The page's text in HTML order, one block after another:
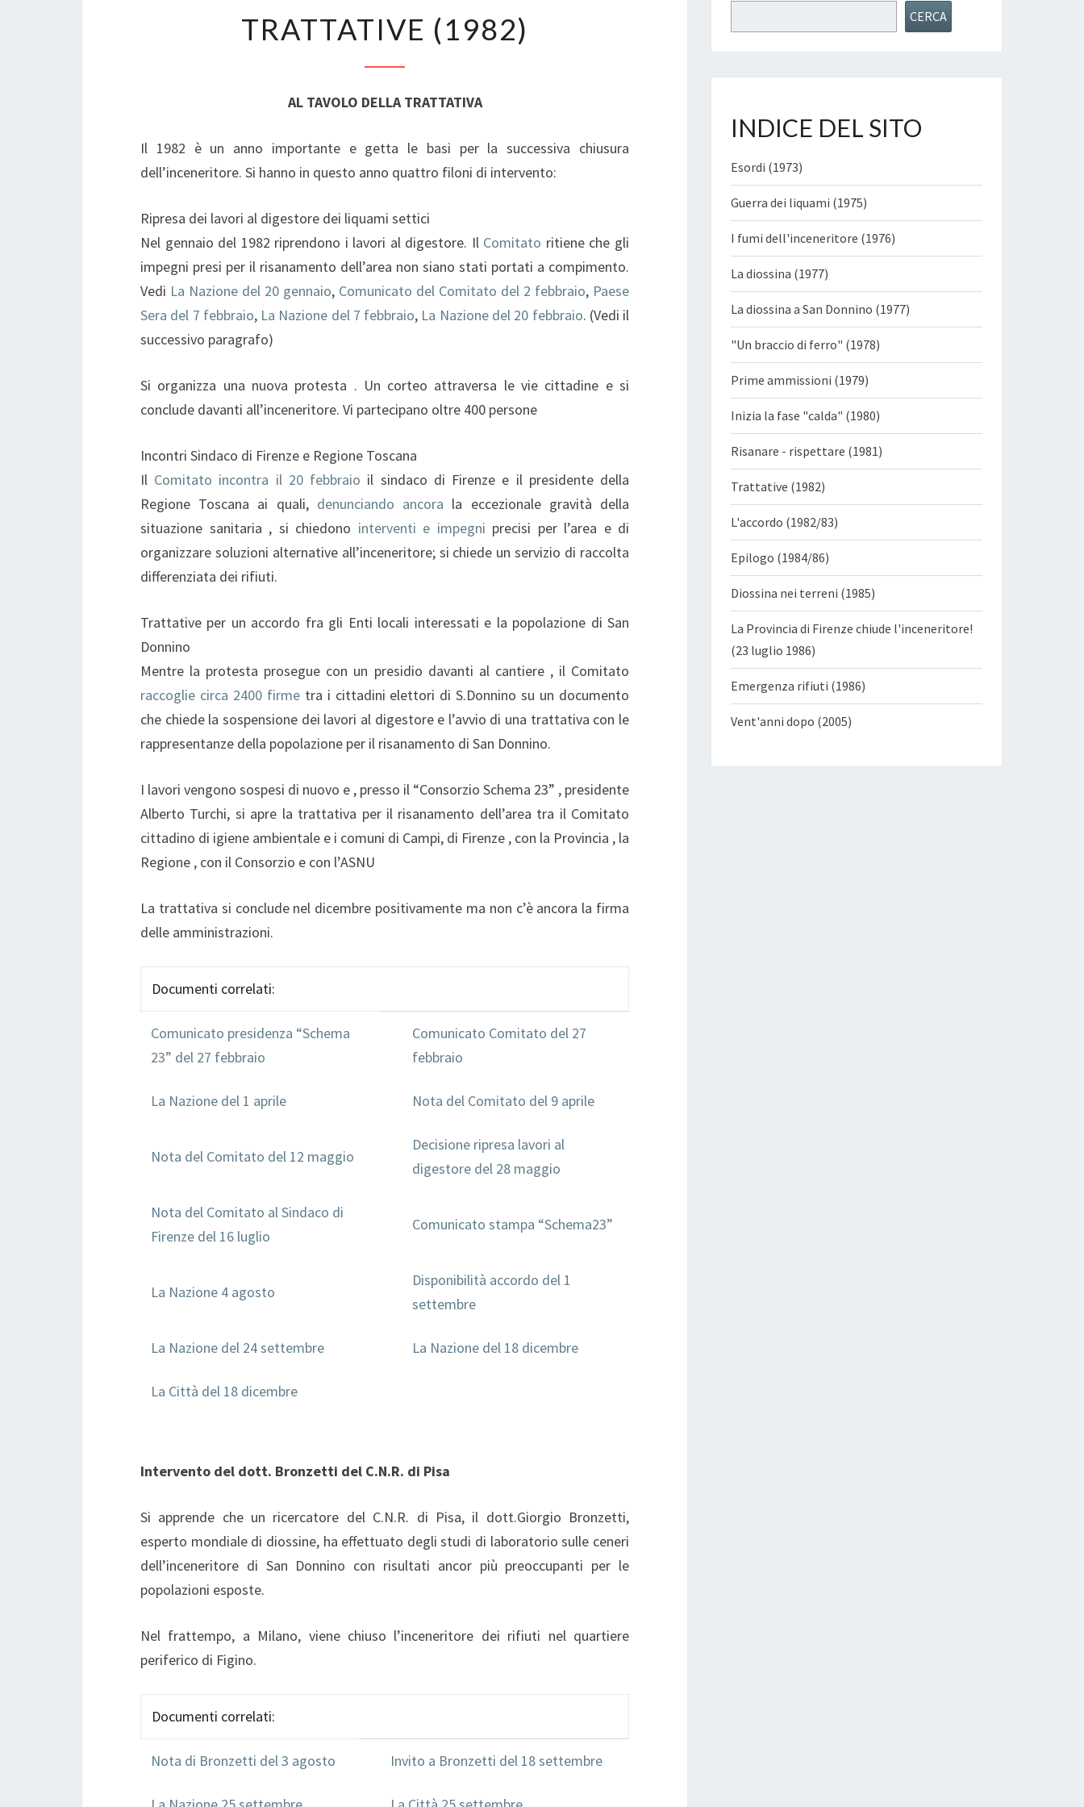
(1982)
TRATTATIVE (1982)
AL TAVOLO DELLA TRATTATIVA
Il 1982 è un anno importante e getta le basi per la successiva chiusura
dell’inceneritore. Si hanno in questo anno quattro filoni di intervento:
Ripresa dei lavori al digestore dei liquami settici
Nel gennaio del 1982 riprendono i lavori al digestore. Il Comitato ritiene che gli
impegni presi per il risanamento dell’area non siano stati portati a compimento.
Vedi La Nazione del 20 gennaio, Comunicato del Comitato del 2 febbraio, Paese
Sera del 7 febbraio, La Nazione del 7 febbraio, La Nazione del 20 febbraio. (Vedi il
successivo paragrafo)
Si organizza una nuova protesta . Un corteo attraversa le vie cittadine e si
conclude davanti all’inceneritore. Vi partecipano oltre 400 persone
Incontri Sindaco di Firenze e Regione Toscana
Il Comitato incontra il 20 febbraio il sindaco di Firenze e il presidente della
Regione Toscana ai quali, denunciando ancora la eccezionale gravità della
situazione sanitaria , si chiedono interventi e impegni precisi per l’area e di
organizzare soluzioni alternative all’inceneritore; si chiede un servizio di raccolta
differenziata dei rifiuti.
Trattative per un accordo fra gli Enti locali interessati e la popolazione di San
Donnino
Mentre la protesta prosegue con un presidio davanti al cantiere , il Comitato
raccoglie circa 2400 firmetra i cittadini elettori di S.Donnino su un documento
che chiede la sospensione dei lavori al digestore e l’avvio di una trattativa con le
rappresentanze della popolazione per il risanamento di San Donnino.
I lavori vengono sospesi di nuovo e , presso il “Consorzio Schema 23” , presidente
Alberto Turchi, si apre la trattativa per il risanamento dell’area tra il Comitato
cittadino di igiene ambientale e i comuni di Campi, di Firenze , con la Provincia , la
Regione , con il Consorzio e con l’ASNU
La trattativa si conclude nel dicembre positivamente ma non c’è ancora la firma
delle amministrazioni.
Documenti correlati:
Comunicato presidenza “Schema
23” del 27 febbraio
Comunicato Comitato del 27
febbraio
La Nazione del 1 aprile Nota del Comitato del 9 aprile
Nota del Comitato del 12 maggio
Decisione ripresa lavori al
digestore del 28 maggio
Nota del Comitato al Sindaco di
Firenze del 16 luglio
Comunicato stampa “Schema23”
La Nazione 4 agosto
Disponibilità accordo del 1
settembre
La Nazione del 24 settembre La Nazione del 18 dicembre
La Città del 18 dicembre
Intervento del dott. Bronzetti del C.N.R. di Pisa
Si apprende che un ricercatore del C.N.R. di Pisa, il dott.Giorgio Bronzetti,
esperto mondiale di diossine, ha effettuato degli studi di laboratorio sulle ceneri
dell’inceneritore di San Donnino con risultati ancor più preoccupanti per le
popolazioni esposte.
Nel frattempo, a Milano, viene chiuso l’inceneritore dei rifiuti nel quartiere
periferico di Figino.
Documenti correlati:
Nota di Bronzetti del 3 agosto Invito a Bronzetti del 18 settembre
CERCA
INDICE DEL SITO
Esordi (1973)
Guerra dei liquami (1975)
I fumi dell'inceneritore (1976)
La diossina (1977)
La diossina a San Donnino (1977)
"Un braccio di ferro" (1978)
Prime ammissioni (1979)
Inizia la fase "calda" (1980)
Risanare - rispettare (1981)
Trattative (1982)
L'accordo (1982/83)
Epilogo (1984/86)
Diossina nei terreni (1985)
La Provincia di Firenze chiude l'inceneritore!
(23 luglio 1986)
Emergenza rifiuti (1986)
Vent'anni dopo (2005)